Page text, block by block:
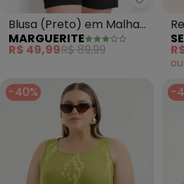
Blusa (Preto) em Malha
Crepe Plissada
MARGUERITE
R$ 49,99R$ 89,99
ou
-40% -